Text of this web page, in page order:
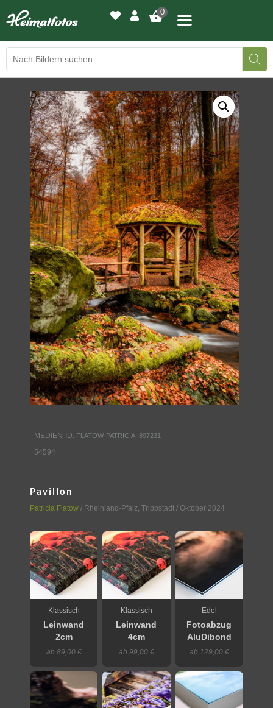
0
BILDERGALERIE
DRUCKQUALITÄTEN
LED-LEUCHTBILDER
WIR DRUCKEN IHR BILD
AUSSTELLUNGEN
HEIMATLICHTER
KONTAKT
MEDIEN-ID: FLATOW-PATRICIA_897231
54594
Pavillon
Patricia Flatow / Rheinland-Pfalz, Trippstadt / Oktober 2024
Klassisch
Leinwand
2cm
ab 89,00 €
Klassisch
Leinwand
4cm
ab 99,00 €
Edel
Fotoabzug
AluDibond
ab 129,00 €